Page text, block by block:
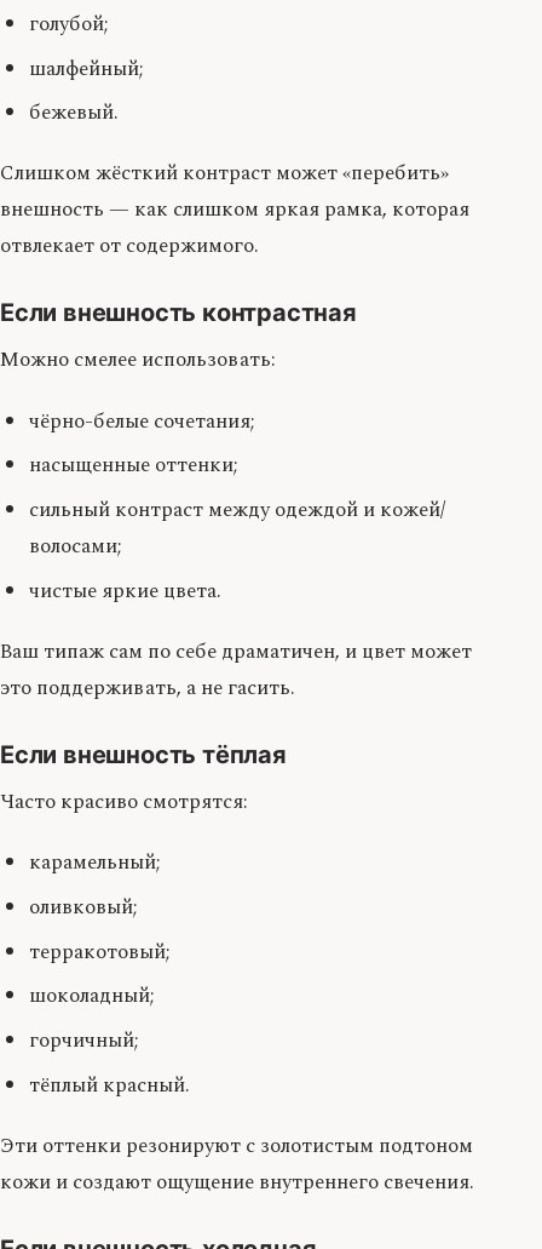
голубой;
шалфейный;
бежевый.
Слишком жёсткий контраст может «перебить»
внешность — как слишком яркая рамка, которая
отвлекает от содержимого.
Если внешность контрастная
Можно смелее использовать:
чёрно-белые сочетания;
насыщенные оттенки;
сильный контраст между одеждой и кожей/
волосами;
чистые яркие цвета.
Ваш типаж сам по себе драматичен, и цвет может
это поддерживать, а не гасить.
Если внешность тёплая
Часто красиво смотрятся:
карамельный;
оливковый;
терракотовый;
шоколадный;
горчичный;
тёплый красный.
Эти оттенки резонируют с золотистым подтоном
кожи и создают ощущение внутреннего свечения.